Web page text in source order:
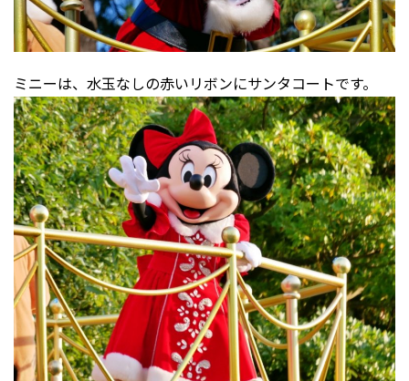
ミニーは、水玉なしの赤いリボンにサンタコートです。